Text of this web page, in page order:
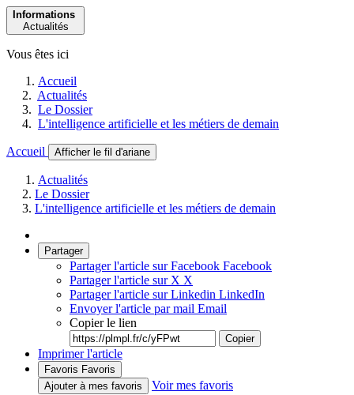
Informations
Actualités
Vous êtes ici
Accueil
Actualités
Le Dossier
L'intelligence artificielle et les métiers de demain
Accueil Afficher le fil d'ariane
Actualités
Le Dossier
L'intelligence artificielle et les métiers de demain
Partager
Partager l'article sur Facebook Facebook
Partager l'article sur X X
Partager l'article sur Linkedin LinkedIn
Envoyer l'article par mail Email
Copier le lien
Copier
Imprimer l'article
Favoris Favoris
Ajouter à mes favoris
Voir mes favoris